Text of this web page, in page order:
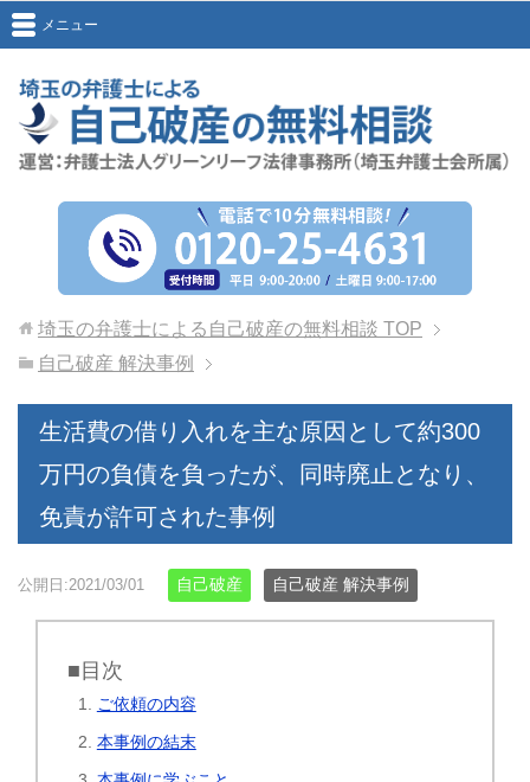
メニュー
埼玉の弁護士による自己破産の無料相談 TOP
自己破産 解決事例
生活費の借り入れを主な原因として約300
万円の負債を負ったが、同時廃止となり、
免責が許可された事例
公開日:2021/03/01 自己破産 自己破産 解決事例
■目次
ご依頼の内容
本事例の結末